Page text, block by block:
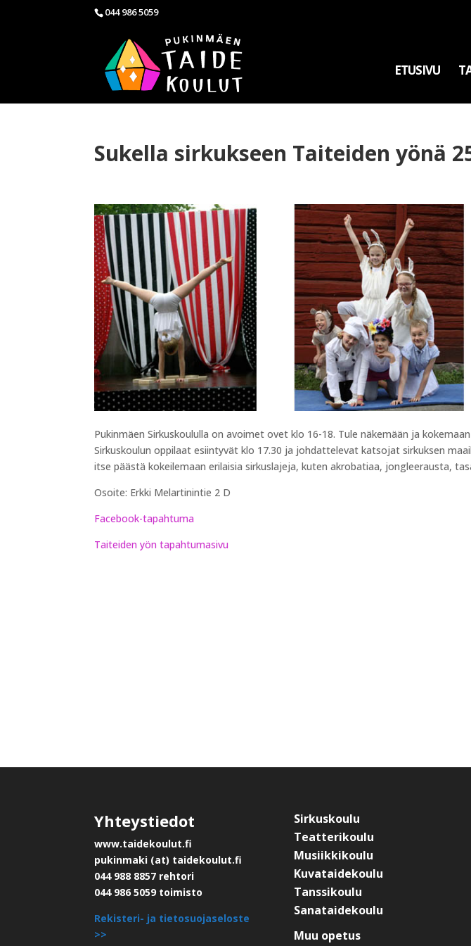
044 986 5059
ETUSIVU
Sukella sirkukseen Taiteiden yönä
Pukinmäen Sirkuskoululla on avoimet ovet klo 16-18. Tule näkemään ja
Sirkuskoulun oppilaat esiintyvät klo 17.30 ja johdattelevat katsojat sirkuksen
itse päästä kokeilemaan erilaisia sirkuslajeja, kuten akrobatiaa, jongleerausta,
Osoite: Erkki Melartinintie 2 D
Facebook-tapahtuma
Taiteiden yön tapahtumasivu
Yhteystiedot
www.taidekoulut.fi
pukinmaki (at) taidekoulut.fi
044 988 8857 rehtori
044 986 5059 toimisto
Rekisteri- ja tietosuojaseloste
>>
Sirkuskoulu
Teatterikoulu
Musiikkikoulu
Kuvataidekoulu
Tanssikoulu
Sanataidekoulu
Muu opetus